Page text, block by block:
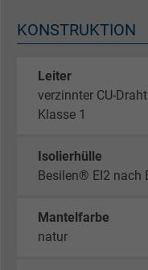
KONSTRUKTION
Leiter
verzinnter CU-
Klasse 1
Isolierhülle
Besilen® EI2 nach
Mantelfarbe
natur